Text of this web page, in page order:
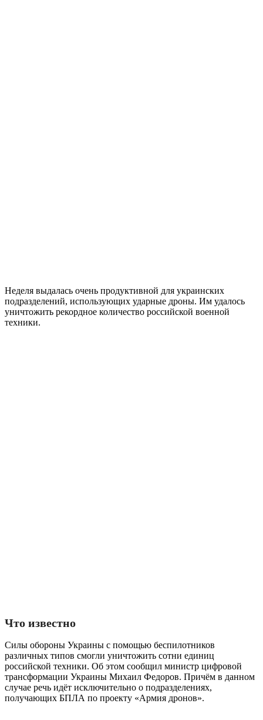
Неделя выдалась очень продуктивной для украинских
подразделений, использующих ударные дроны. Им удалось
уничтожить рекордное количество российской военной
техники.
Что известно
Силы обороны Украины с помощью беспилотников
различных типов смогли уничтожить сотни единиц
российской техники. Об этом сообщил министр цифровой
трансформации Украины Михаил Федоров. Причём в данном
случае речь идёт исключительно о подразделениях,
получающих БПЛА по проекту «Армия дронов».